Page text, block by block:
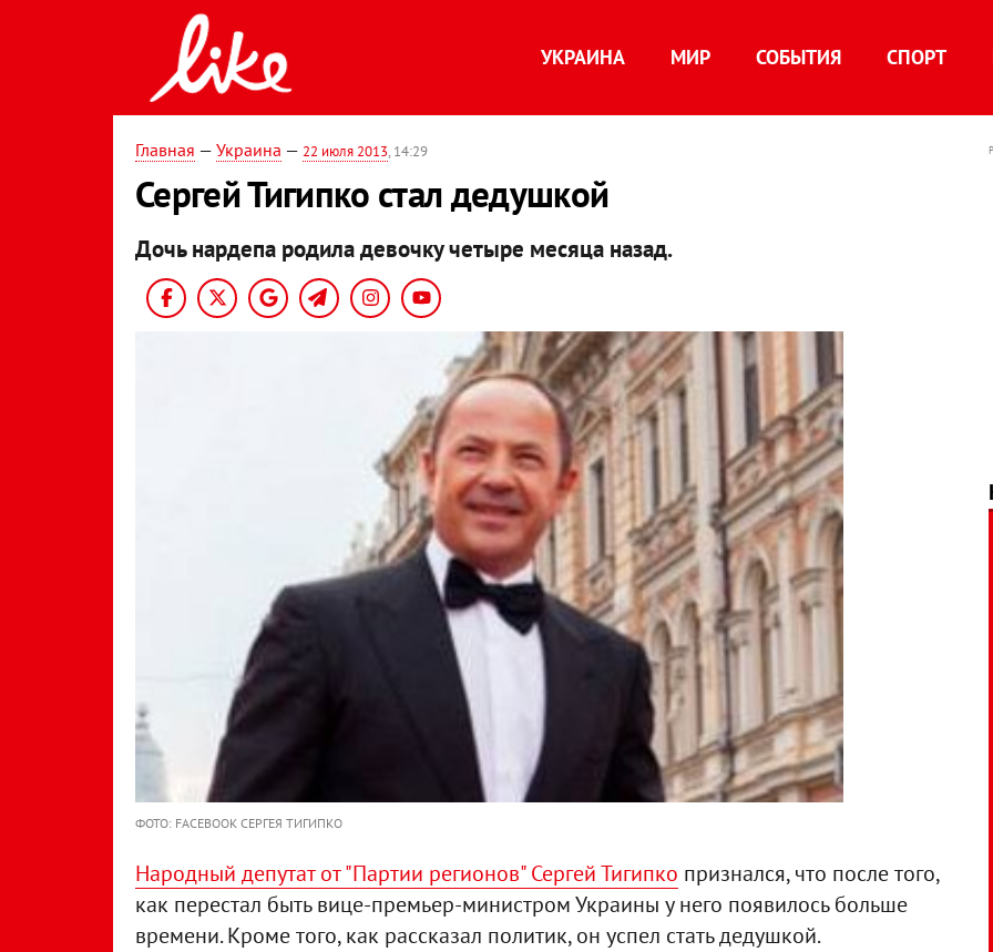
УКРАИНА МИР СОБЫТИЯ СПОРТ
Главная — Украина — 22 июля 2013, 14:29
Сергей Тигипко стал дедушкой
Дочь нардепа родила девочку четыре месяца назад.
ФОТО: FACEBOOK СЕРГЕЯ ТИГИПКО
Народный депутат от "Партии регионов" Сергей Тигипко признался, что после того,
как перестал быть вице-премьер-министром Украины у него появилось больше
времени. Кроме того, как рассказал политик, он успел стать дедушкой.